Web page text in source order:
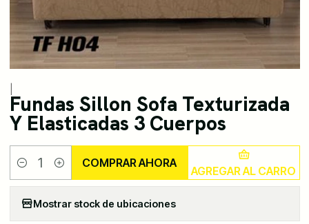
Fundas Sillon Sofa Texturizada
Y Elasticadas 3 Cuerpos
Cantidad AGREGAR AL CARRO
COMPRAR AHORA
Mostrar stock de ubicaciones